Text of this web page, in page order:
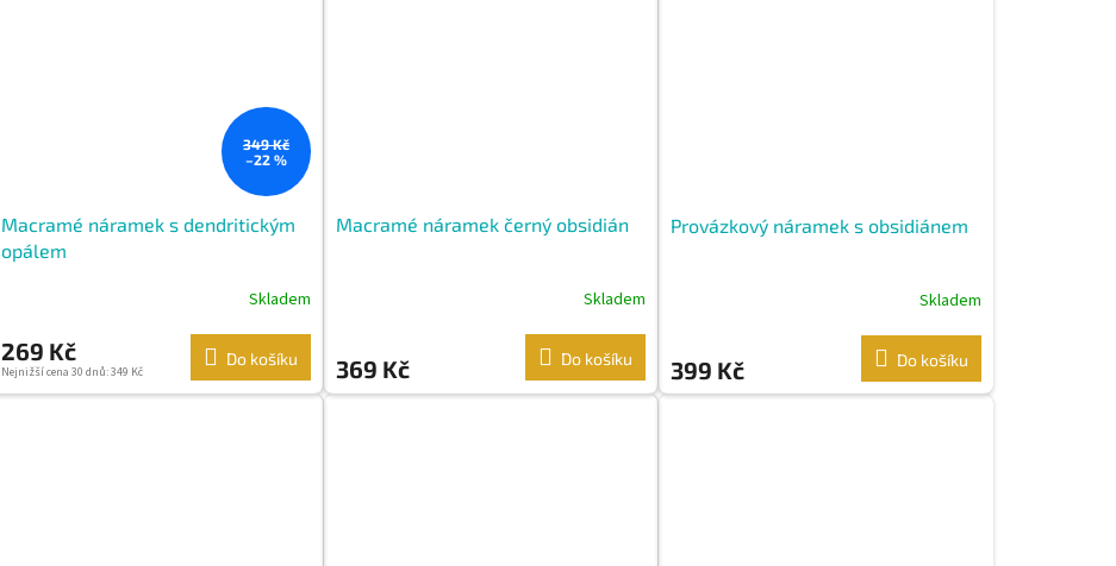
349 Kč
–22 %
Macramé náramek s dendritickým
opálem
Skladem
269 Kč
Nejnižší cena 30 dnů: 349 Kč
Do košíku
Macramé náramek černý obsidián
Skladem
369 Kč Do košíku
Provázkový náramek s obsidiánem
Skladem
399 Kč Do košíku